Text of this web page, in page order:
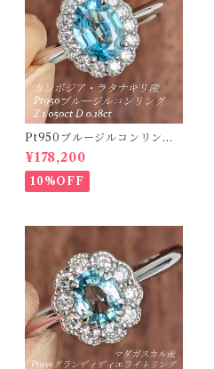
Pt950ブルージルコンリング
カンボジア・ラタナキリ産 ブ
ルージルコン 1.050ct ダイヤ
モンド 0.18ct【PRO20868
4】
¥178,200
10%OFF